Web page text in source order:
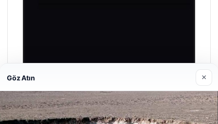
Prenses Night Club
Nisan 29, 2026
Göz Atın ×